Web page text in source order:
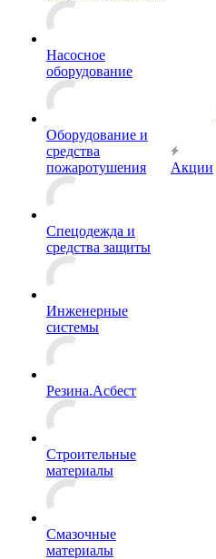
Насосное
оборудование
Оборудование и
средства
пожаротушения
Спецодежда и
средства защиты
Инженерные
системы
Резина.Асбест
Строительные
материалы
Смазочные
материалы
Акции